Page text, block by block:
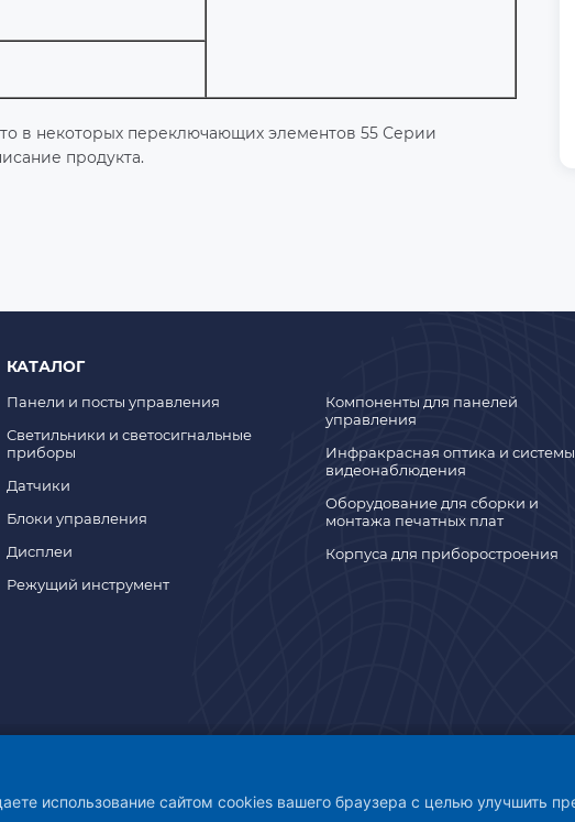
в некоторых переключающих элементов 55 Серии
продукта.
КАТАЛОГ
Панели и посты управления
Светильники и светосигнальные
приборы
Датчики
Блоки управления
Дисплеи
Режущий инструмент
Компоненты для панелей
управления
Инфракрасная оптика и системы
видеонаблюдения
Оборудование для сборки и
монтажа печатных плат
Корпуса для приборостроения
коронавирусной инфекции COVID-19 ООО «НТ Контакт»
использование сайтом cookies вашего браузера с целью улучшить